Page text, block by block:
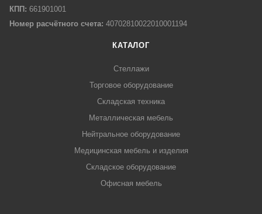
КПП: 661901001
Номер расчётного счета: 40702810022010001194
КАТАЛОГ
Стеллажи
Торговое оборудование
Складская техника
Металлическая мебель
Нейтральное оборудование
Медицинская мебель и изделия
Складское оборудование
Офисная мебель